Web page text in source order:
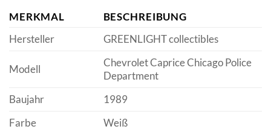
MERKMAL
BESCHREIBUNG
Hersteller
GREENLIGHT collectibles
Modell
Chevrolet Caprice Chicago Police
Department
Baujahr
1989
Farbe
Weiß